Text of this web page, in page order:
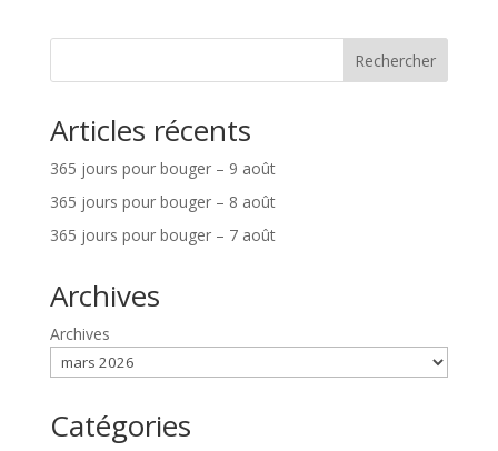
Rechercher
Articles récents
365 jours pour bouger – 9 août
365 jours pour bouger – 8 août
365 jours pour bouger – 7 août
Archives
Archives
Catégories